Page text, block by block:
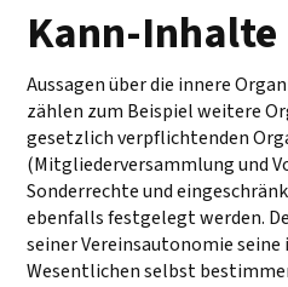
Kann-Inhalte
Aussagen über die innere
zählen zum Beispiel weitere
gesetzlich verpflichtenden
(Mitgliederversammlung und
Sonderrechte und
ebenfalls festgelegt werden.
seiner Vereinsautonomie
Wesentlichen selbst